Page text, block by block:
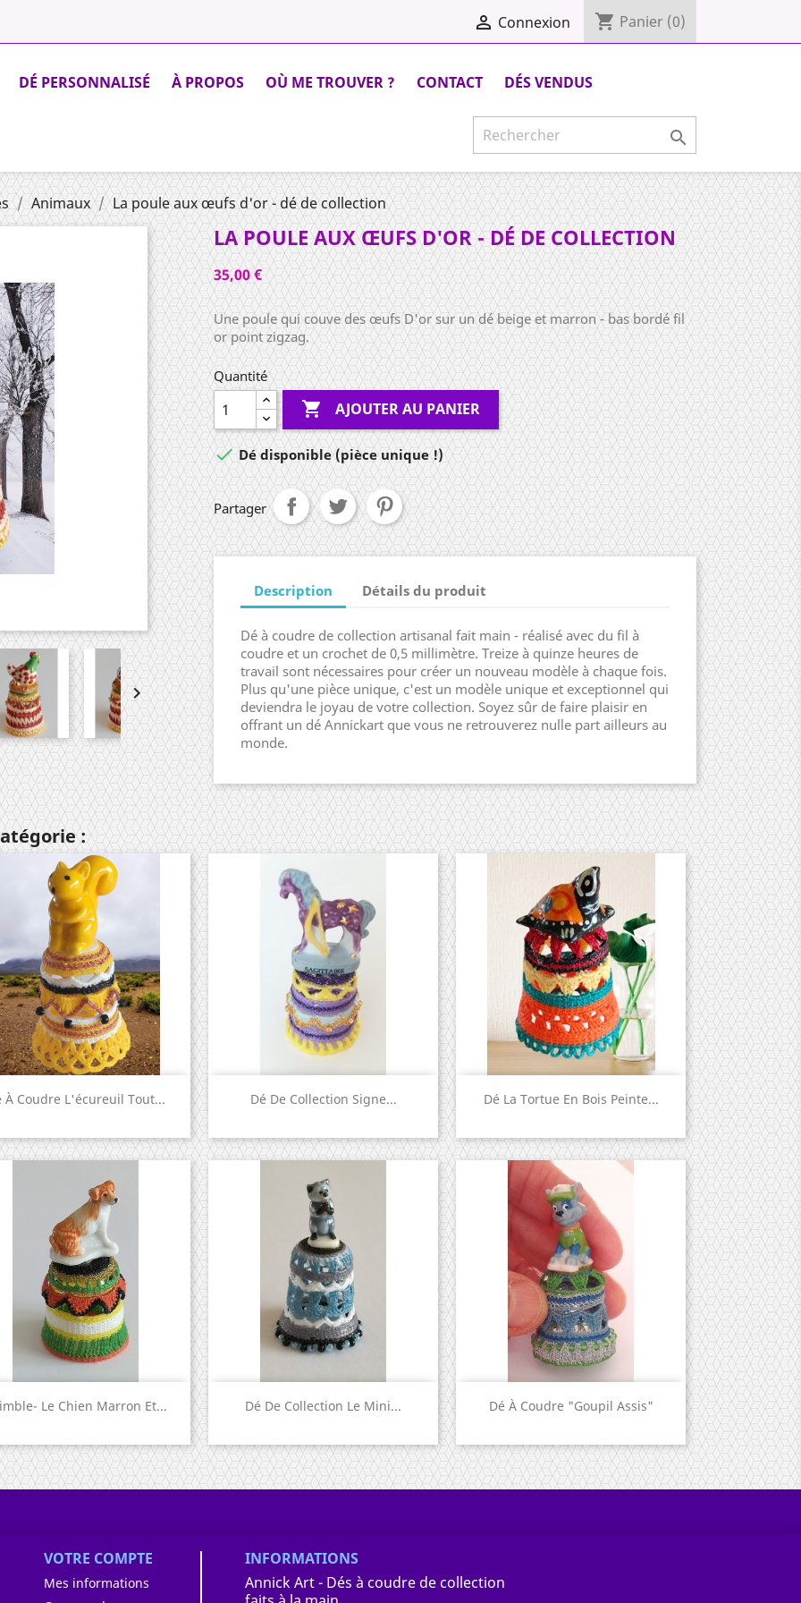
 Connexion shopping_cart Panier (0)
DÉ PERSONNALISÉ À PROPOS OÙ ME TROUVER ? CONTACT DÉS VENDUS

Animaux La poule aux œufs d'or - dé de collection

LA POULE AUX ŒUFS D'OR - DÉ DE COLLECTION
35,00 €
Une poule qui couve des œufs D'or sur un dé beige et marron - bas bordé fil
or point zigzag.
Quantité
 AJOUTER AU PANIER
Dé disponible (pièce unique !)
Partager
Description Détails du produit
Dé à coudre de collection artisanal fait main - réalisé avec du fil à
coudre et un crochet de 0,5 millimètre. Treize à quinze heures de
travail sont nécessaires pour créer un nouveau modèle à chaque fois.
Plus qu'une pièce unique, c'est un modèle unique et exceptionnel qui
deviendra le joyau de votre collection. Soyez sûr de faire plaisir en
offrant un dé Annickart que vous ne retrouverez nulle part ailleurs au
monde.
:
À Coudre L'écureuil Tout...
Aperçu rapide Dé De Collection Signe...
Aperçu rapide Dé La Tortue En Bois Peinte...
Aperçu rapide
Le Chien Marron Et...
 Aperçu rapide Dé De Collection Le Mini...
 Aperçu rapide Dé À Coudre "Goupil Assis"
Aperçu rapide
VOTRE COMPTE
Mes informations
INFORMATIONS
Annick Art - Dés à coudre de collection